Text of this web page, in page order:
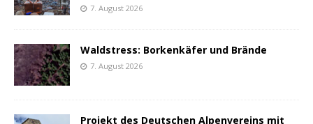
7. August 2026
Waldstress: Borkenkäfer und Brände
7. August 2026
Projekt des Deutschen Alpenvereins mit